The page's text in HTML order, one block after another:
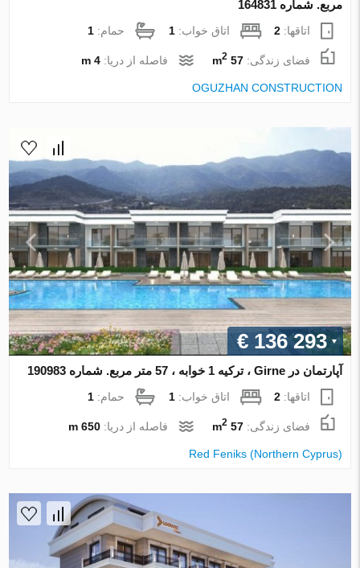
مربع. شماره 164831
اتاقها:2 اتاق خواب:1 حمام:1
فضای زندگی:57 m
2 فاصله از دریا:4 m
OGUZHAN CONSTRUCTION
€ 136 293
آپارتمان در Girne ، ترکیه 1 خوابه ، 57 متر مربع. شماره 190983
اتاقها:2 اتاق خواب:1 حمام:1
فضای زندگی:57 m
2 فاصله از دریا:650 m
Red Feniks (Northern Cyprus)